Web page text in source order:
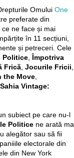
Omului One
preferate din
ne face și mai
în 11 secțiuni,
și petreceri. Cele
Politice,
Împotriva
Frică, Jocurile Fricii,
the Move,
Sahia Vintage:
subiect pe care nu-l
Politice ne arată
alegător sau să fii
electorale din
din New York